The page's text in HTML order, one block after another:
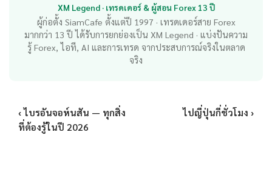
XM Legend · เทรดเดอร์ & ผู้สอน Forex 13 ปี
ผู้ก่อตั้ง SiamCafe ตั้งแต่ปี 1997 · เทรดเดอร์สาย Forex
มากกว่า 13 ปี ได้รับการยกย่องเป็น XM Legend · แบ่งปันความ
รู้ Forex, ไอที, AI และการเทรด จากประสบการณ์จริงในตลาด
จริง
‹ ไบรอันจอห์นสัน — ทุกสิ่ง
ที่ต้องรู้ในปี 2026
ไปญี่ปุ่นกี่ชั่วโมง ›